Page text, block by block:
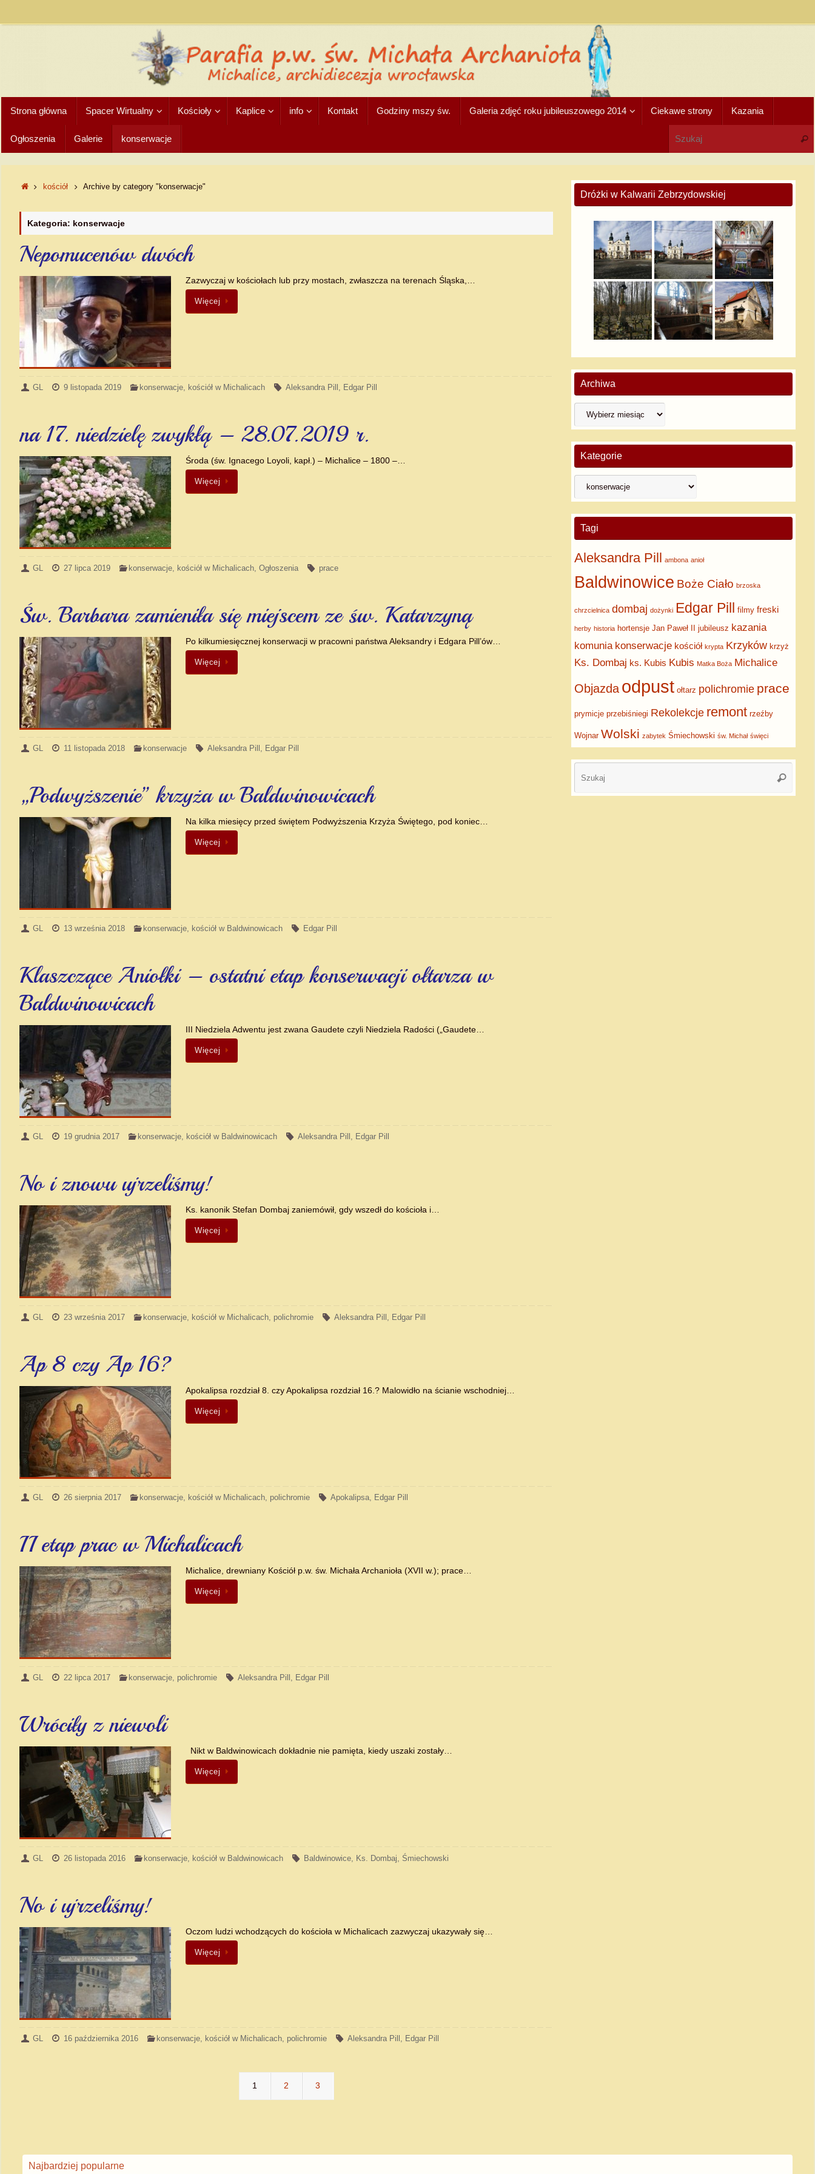
Strona główna Spacer Wirtualny Kościoły Kaplice info Kontakt Godziny mszy św. Galeria zdjęć roku jubileuszowego 2014 Ciekawe strony Kazania
Ogłoszenia Galerie konserwacje
kościół Archive by category "konserwacje"
Kategoria: konserwacje
Nepomucenów dwóch
Zazwyczaj w kościołach lub przy mostach, zwłaszcza na terenach Śląska,…
Więcej
GL 9 listopada 2019 konserwacje, kościół w Michalicach Aleksandra Pill , Edgar Pill
na 17. niedzielę zwykłą – 28.07.2019 r.
Środa (św. Ignacego Loyoli, kapł.) – Michalice – 1800 –…
Więcej
GL 27 lipca 2019 konserwacje kościół w Michalicach ,Ogłoszenia prace
Św. Barbara zamieniła się miejscem ze św. Katarzyną
Po kilkumiesięcznej konserwacji w pracowni państwa Aleksandry i Edgara Pill’ów…
Więcej
GL 11 listopada 2018 konserwacje Aleksandra Pill , Edgar Pill
„Podwyższenie” krzyża w Baldwinowicach
Na kilka miesięcy przed świętem Podwyższenia Krzyża Świętego, pod koniec…
Więcej
GL 13 września 2018 konserwacje, kościół w Baldwinowicach Edgar Pill
Klaszczące Aniołki – ostatni etap konserwacji ołtarza w
Baldwinowicach
III Niedziela Adwentu jest zwana Gaudete czyli Niedziela Radości („Gaudete…
Więcej
GL 19 grudnia 2017 konserwacje, kościół w Baldwinowicach Aleksandra Pill , Edgar Pill
No i znowu ujrzeliśmy!
Ks. kanonik Stefan Dombaj zaniemówił, gdy wszedł do kościoła i…
Więcej
GL 23 września 2017 konserwacje kościół w Michalicach polichromie Aleksandra Pill Edgar Pill
Ap 8 czy Ap 16?
Apokalipsa rozdział 8. czy Apokalipsa rozdział 16.? Malowidło na ścianie wschodniej…
Więcej
GL 26 sierpnia 2017 konserwacje, kościół w Michalicach, polichromie Apokalipsa, Edgar Pill
II etap prac w Michalicach
Michalice, drewniany Kościół p.w. św. Michała Archanioła (XVII w.); prace…
Więcej
GL 22 lipca 2017 konserwacje, polichromie Aleksandra Pill , Edgar Pill
Wróciły z niewoli
Nikt w Baldwinowicach dokładnie nie pamięta, kiedy uszaki zostały…
Więcej
GL 26 listopada 2016 konserwacje kościół w Baldwinowicach Baldwinowice Ks. Dombaj Śmiechowski
No i ujrzeliśmy!
Oczom ludzi wchodzących do kościoła w Michalicach zazwyczaj ukazywały się…
Więcej
GL 16 października 2016 konserwacje, kościół w Michalicach, polichromie Aleksandra Pill , Edgar Pill
1 2 3
Dróżki w Kalwarii Zebrzydowskiej
Archiwa
Kategorie
Tagi
Aleksandra Pill ambona anioł
Baldwinowice Boże Ciało brzoska
chrzcielnica dombaj dożynki Edgar Pill filmy freski
herby historia hortensje Jan Paweł II jubileusz kazania
komunia konserwacje kościół krypta Krzyków krzyż
Ks. Dombaj ks. Kubis Kubis Matka Boża Michalice
Objazda odpust ołtarz polichromie prace
prymicje przebiśniegi Rekolekcje remont rzeźby
Wojnar Wolski zabytek Śmiechowski św. Michał święci
Najbardziej popularne